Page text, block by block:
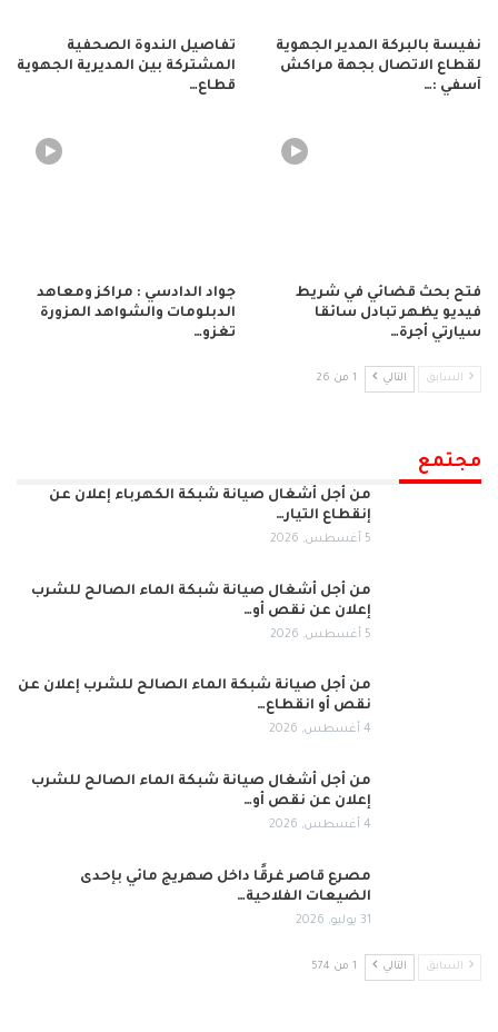
نفيسة بالبركة المدير الجهوية
لقطاع الاتصال بجهة مراكش
آسفي :…
تفاصيل الندوة الصحفية
المشتركة بين المديرية الجهوية
قطاع…
فتح بحث قضائي في شريط
فيديو يظهر تبادل سائقا
سيارتي أجرة…
جواد الدادسي : مراكز ومعاهد
الدبلومات والشواهد المزورة
تغزو…
السابق التالي 1 من 26
مجتمع
من أجل أشغال صيانة شبكة الكهرباء إعلان عن
إنقطاع التيار…
5 أغسطس, 2026
من أجل أشغال صيانة شبكة الماء الصالح للشرب
إعلان عن نقص أو…
5 أغسطس, 2026
من أجل صيانة شبكة الماء الصالح للشرب إعلان عن
نقص أو انقطاع…
4 أغسطس, 2026
من أجل أشغال صيانة شبكة الماء الصالح للشرب
إعلان عن نقص أو…
4 أغسطس, 2026
مصرع قاصر غرقًا داخل صهريج مائي بإحدى
الضيعات الفلاحية…
31 يوليو, 2026
السابق التالي 1 من 574